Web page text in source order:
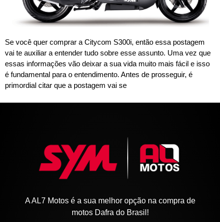
Se você quer comprar a Citycom S300i, então essa postagem
vai te auxiliar a entender tudo sobre esse assunto. Uma vez que
essas informações vão deixar a sua vida muito mais fácil e isso
é fundamental para o entendimento. Antes de prosseguir, é
primordial citar que a postagem vai se
A AL7 Motos é a sua melhor opção na compra de
motos Dafra do Brasil!